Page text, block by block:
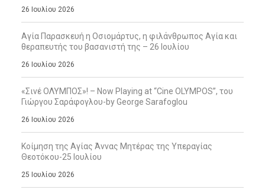
26 Ιουλίου 2026
Αγία Παρασκευή η Οσιομάρτυς, η φιλάνθρωπος Αγία και
θεραπευτής του βασανιστή της – 26 Ιουλίου
26 Ιουλίου 2026
«Σινέ ΟΛΥΜΠΟΣ»! – Now Playing at “Cine OLYMPOS”, του
Γιώργου Σαράφογλου-by George Sarafoglou
26 Ιουλίου 2026
Κοίμηση της Αγίας Άννας Μητέρας της Υπεραγίας
Θεοτόκου-25 Ιουλίου
25 Ιουλίου 2026